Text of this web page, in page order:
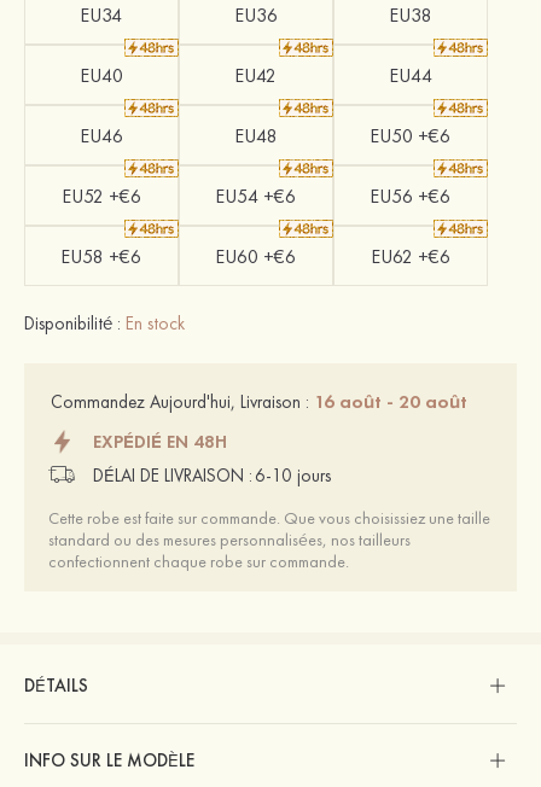
EU34 EU36 EU38
EU40 EU42 EU44
EU46 EU48 EU50 +€6
EU52 +€6 EU54 +€6 EU56 +€6
EU58 +€6 EU60 +€6 EU62 +€6
Disponibilité : En stock
Commandez Aujourd'hui, Livraison : 16 août - 20 août
EXPÉDIÉ EN 48H
DÉLAI DE LIVRAISON : 6-10 jours
Cette robe est faite sur commande. Que vous choisissiez une taille
standard ou des mesures personnalisées, nos tailleurs
confectionnent chaque robe sur commande.
DÉTAILS
INFO SUR LE MODÈLE